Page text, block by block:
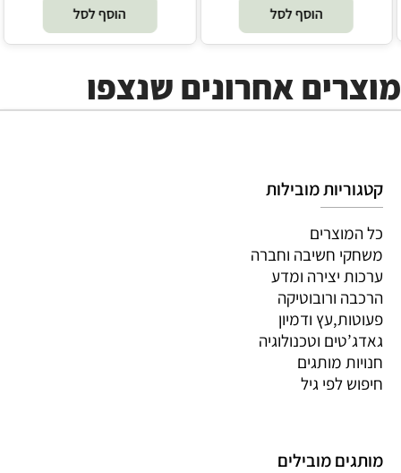
הוסף לסל הוסף לסל
מוצרים אחרונים שנצפו
קטגוריות מובילות
כל המוצרים
משחקי חשיבה וחברה
ערכות יצירה ומדע
הרכבה ורובוטיקה
פעוטות,עץ ודמיון
גאדג’טים וטכנולוגיה
חנויות מותגים
חיפוש לפי גיל
מותגים מובילים